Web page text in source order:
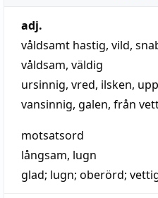
adj.
våldsamt hastig, vild,
våldsam, väldig
ursinnig, vred, ilsken,
vansinnig, galen, från
motsatsord
långsam, lugn
glad; lugn; oberörd;